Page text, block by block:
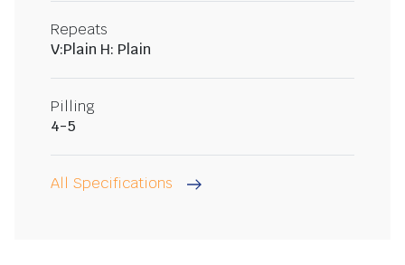
Repeats
V:Plain H: Plain
Pilling
4-5
All Specifications